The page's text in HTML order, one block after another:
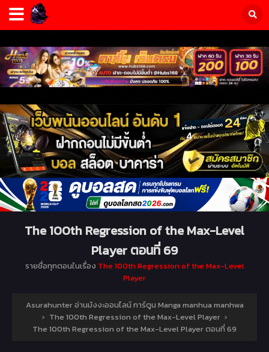
The 100th Regression of the Max-Level
Player ตอนที่ 69
รายชื่อทุกตอนในเรื่อง The 100th Regression of the Max-Level
Player
Asurahunter อ่านมังงะออนไลน์ การ์ตูน Manga manhua manhwa
› The 100th Regression of the Max-Level Player ›
The 100th Regression of the Max-Level Player ตอนที่ 69